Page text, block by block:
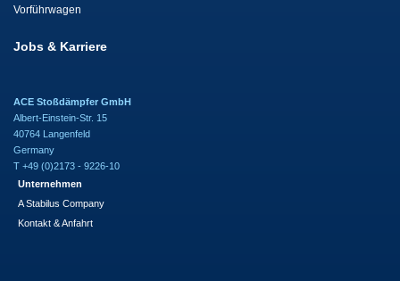
Vorführwagen
Jobs & Karriere
ACE Stoßdämpfer GmbH
Albert-Einstein-Str. 15
40764 Langenfeld
Germany
T +49 (0)2173 - 9226-10
Unternehmen
A Stabilus Company
Kontakt & Anfahrt